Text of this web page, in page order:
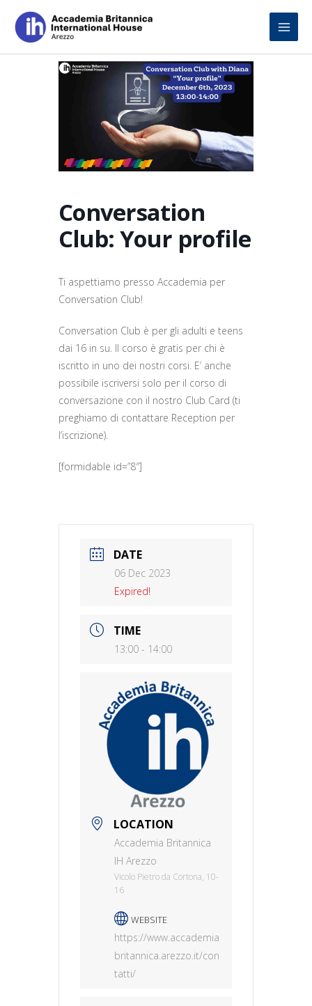
content
Conversation
Club: Your profile
Ti aspettiamo presso Accademia per
Conversation Club!
Conversation Club è per gli adulti e teens
dai 16 in su. Il corso è gratis per chi è
iscritto in uno dei nostri corsi. E’ anche
possibile iscriversi solo per il corso di
conversazione con il nostro Club Card (ti
preghiamo di contattare Reception per
l’iscrizione).
[formidable id=”8″]
DATE
06 Dec 2023
Expired!
TIME
13:00 - 14:00
LOCATION
Accademia Britannica
IH Arezzo
Vicolo Pietro da Cortona, 10-
16
WEBSITE
https://www.accademia
britannica.arezzo.it/con
tatti/